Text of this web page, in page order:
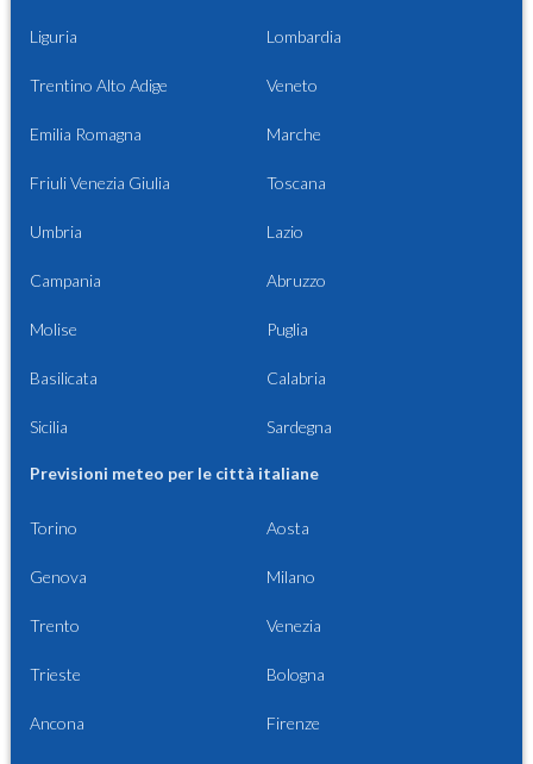
Liguria Lombardia
Trentino Alto Adige Veneto
Emilia Romagna Marche
Friuli Venezia Giulia Toscana
Umbria Lazio
Campania Abruzzo
Molise Puglia
Basilicata Calabria
Sicilia Sardegna
Previsioni meteo per le città italiane
Torino Aosta
Genova Milano
Trento Venezia
Trieste Bologna
Ancona Firenze